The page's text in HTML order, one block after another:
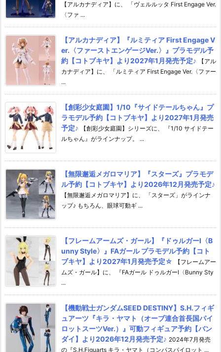
【アルカナディア】に、 「ヴェルルッタ First Engage Ver.
〈ファ ...
【アルカナディア】『ルミティア First Engage V
er.〈ファーストエンゲージVer.〉』プラモデル予
約【コトブキヤ】より2027年1月発売予定♪
【アル
カナディア】に、 「ルミティア First Engage Ver.〈ファー
...
【創彩少女庭園】1/10『サイドテールちゃん』プ
ラモデル予約【コトブキヤ】より2027年1月発売
予定♪
【創彩少女庭園】シリーズに、 『1/10 サイドテー
ルちゃん』がラインナップ。 ...
【無限邂逅メガロマリア】『スターズ』プラモデ
ル予約【コトブキヤ】より2026年12月発売予定♪
【無限邂逅メガロマリア】に、 「スターズ」がラインナ
ップ♪ もちろん、眼球可動ギ ...
【フレームアームズ・ガール】『ドゥルガーI〈B
unny Style〉』FAガール プラモデル予約【コト
ブキヤ】より2027年1月発売予定☆
【フレームアー
ムズ・ガール】に、 『FAガール ドゥルガーI〈Bunny Sty
...
【機動戦士ガンダムSEED DESTINY】S.H.フィギ
ュアーツ『キラ・ヤマト（オーブ連合首長国パイ
ロットスーツVer.）』可動フィギュア予約【バン
ダイ】より2026年12月発売予定♪ 2024年7月発売
の『S.H.Figuarts キラ・ヤマト（コンパスパイロット ...